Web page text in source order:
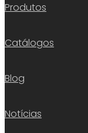
Produtos
Catálogos
Blog
Notícias